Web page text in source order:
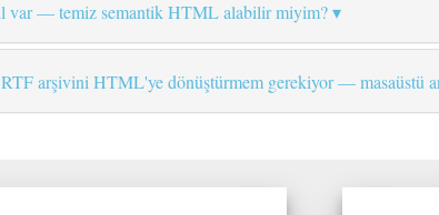
var — temiz semantik HTML alabilir miyim?
arşivini HTML'ye dönüştürmem gerekiyor — masaüstü